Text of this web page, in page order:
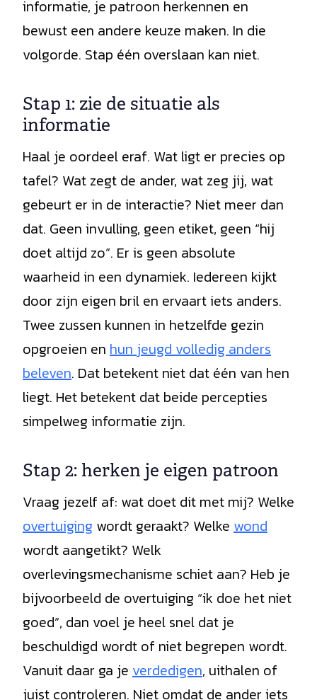
informatie, je patroon herkennen en
bewust een andere keuze maken. In die
volgorde. Stap één overslaan kan niet.
Stap 1: zie de situatie als
informatie
Haal je oordeel eraf. Wat ligt er precies op
tafel? Wat zegt de ander, wat zeg jij, wat
gebeurt er in de interactie? Niet meer dan
dat. Geen invulling, geen etiket, geen “hij
doet altijd zo”. Er is geen absolute
waarheid in een dynamiek. Iedereen kijkt
door zijn eigen bril en ervaart iets anders.
Twee zussen kunnen in hetzelfde gezin
opgroeien en hun jeugd volledig anders
beleven. Dat betekent niet dat één van hen
liegt. Het betekent dat beide percepties
simpelweg informatie zijn.
Stap 2: herken je eigen patroon
Vraag jezelf af: wat doet dit met mij? Welke
overtuiging wordt geraakt? Welke wond
wordt aangetikt? Welk
overlevingsmechanisme schiet aan? Heb je
bijvoorbeeld de overtuiging “ik doe het niet
goed”, dan voel je heel snel dat je
beschuldigd wordt of niet begrepen wordt.
Vanuit daar ga je verdedigen, uithalen of
juist controleren. Niet omdat de ander iets